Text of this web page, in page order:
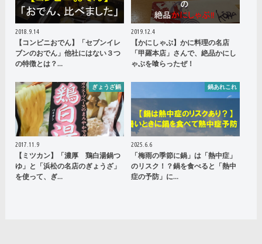
2018.9.14
【コンビニおでん】「セブンイレ
ブンのおでん」他社にはない３つ
の特徴とは？…
2019.12.4
【かにしゃぶ】かに料理の名店
「甲羅本店」さんで、絶品かにし
ゃぶを喰らったぜ！
ぎょうざ鍋
2017.11.9
【ミツカン】「濃厚 鶏白湯鍋つ
ゆ」と「浜松の名店のぎょうざ」
を使って、ぎ…
鍋あれこれ
2025.6.6
「梅雨の季節に鍋」は「熱中症」
のリスク！？鍋を食べると「熱中
症の予防」に…